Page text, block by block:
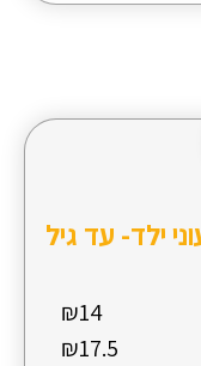
ילד- עד גיל
₪14
₪17.5